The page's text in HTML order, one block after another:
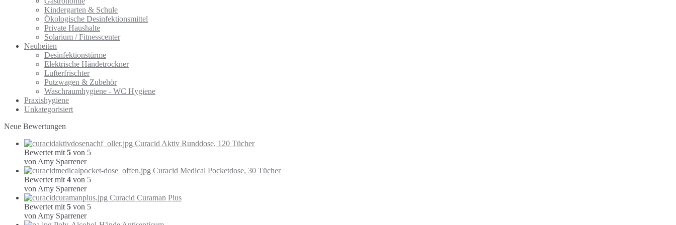
Kindergarten & Schule
Ökologische Desinfektionsmittel
Private Haushalte
Solarium / Fitnesscenter
Neuheiten
Desinfektionstürme
Elektrische Händetrockner
Lufterfrischter
Putzwagen & Zubehör
Waschraumhygiene - WC Hygiene
Praxishygiene
Unkategorisiert
Neue Bewertungen
Curacid Aktiv Runddose, 120 Tücher
Bewertet mit 5 von 5
von Amy Sparrener
Curacid Medical Pocketdose, 30 Tücher
Bewertet mit 4 von 5
von Amy Sparrener
Curacid Curaman Plus
Bewertet mit 5 von 5
von Amy Sparrener